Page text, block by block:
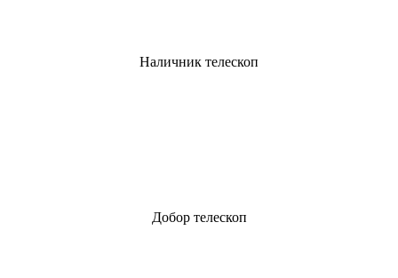
Наличник телескоп
Добор телескоп